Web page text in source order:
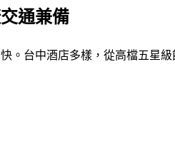
通兼備
。台中酒店多樣，從高檔五星